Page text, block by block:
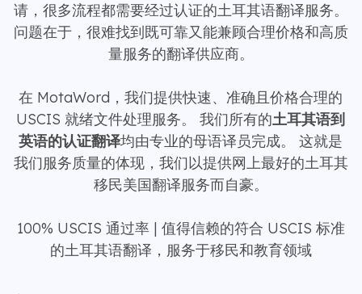
请，很多流程都需要经过认证的土耳其语翻译服务。
问题在于，很难找到既可靠又能兼顾合理价格和高质
量服务的翻译供应商。
在 MotaWord，我们提供快速、准确且价格合理的
USCIS 就绪文件处理服务。 我们所有的土耳其语到
英语的认证翻译均由专业的母语译员完成。 这就是
我们服务质量的体现，我们以提供网上最好的土耳其
移民美国翻译服务而自豪。
100% USCIS 通过率 | 值得信赖的符合 USCIS 标准
的土耳其语翻译，服务于移民和教育领域